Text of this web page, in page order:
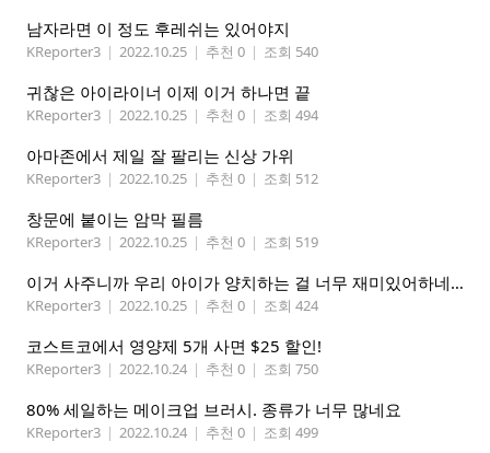
남자라면 이 정도 후레쉬는 있어야지
KReporter3 | 2022.10.25 | 추천 0 | 조회 540
귀찮은 아이라이너 이제 이거 하나면 끝
KReporter3 | 2022.10.25 | 추천 0 | 조회 494
아마존에서 제일 잘 팔리는 신상 가위
KReporter3 | 2022.10.25 | 추천 0 | 조회 512
창문에 붙이는 암막 필름
KReporter3 | 2022.10.25 | 추천 0 | 조회 519
이거 사주니까 우리 아이가 양치하는 걸 너무 재미있어하네요
KReporter3 | 2022.10.25 | 추천 0 | 조회 424
코스트코에서 영양제 5개 사면 $25 할인!
KReporter3 | 2022.10.24 | 추천 0 | 조회 750
80% 세일하는 메이크업 브러시. 종류가 너무 많네요
KReporter3 | 2022.10.24 | 추천 0 | 조회 499